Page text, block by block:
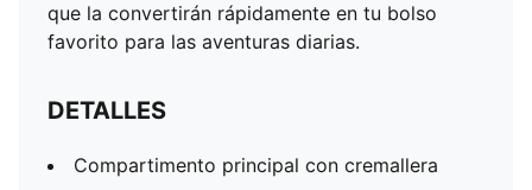
que la convertirán rápidamente en tu bolso
favorito para las aventuras diarias.
DETALLES
Compartimento principal con cremallera